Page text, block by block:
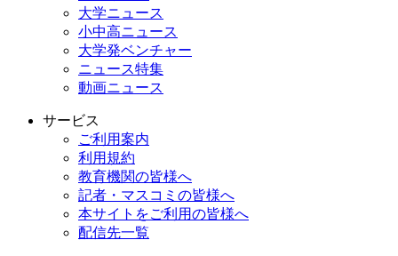
大学ニュース
小中高ニュース
大学発ベンチャー
ニュース特集
動画ニュース
サービス
ご利用案内
利用規約
教育機関の皆様へ
記者・マスコミの皆様へ
本サイトをご利用の皆様へ
配信先一覧